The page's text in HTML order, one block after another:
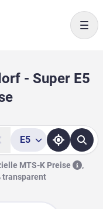
- Super E5
E5
MTS-K Preise
,
transparent